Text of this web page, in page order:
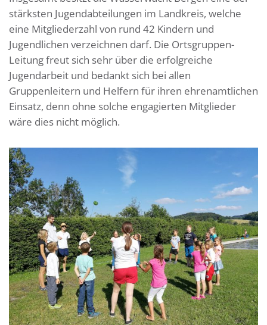
stärksten Jugendabteilungen im Landkreis, welche
eine Mitgliederzahl von rund 42 Kindern und
Jugendlichen verzeichnen darf. Die Ortsgruppen-
Leitung freut sich sehr über die erfolgreiche
Jugendarbeit und bedankt sich bei allen
Gruppenleitern und Helfern für ihren ehrenamtlichen
Einsatz, denn ohne solche engagierten Mitglieder
wäre dies nicht möglich.